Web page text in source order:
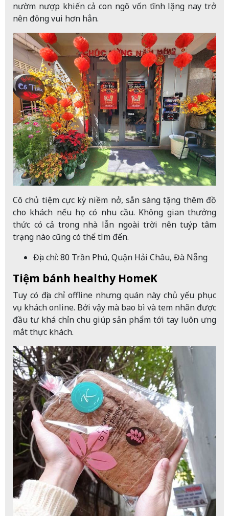
nườm nượp khiến cả con ngõ vốn tĩnh lặng nay trở
nên đông vui hơn hẳn.
Cô chủ tiệm cực kỳ niềm nở, sẵn sàng tặng thêm đồ
cho khách nếu họ có nhu cầu. Không gian thưởng
thức có cả trong nhà lẫn ngoài trời nên tuýp tâm
trạng nào cũng có thể tìm đến.
Địa chỉ: 80 Trần Phú, Quận Hải Châu, Đà Nẵng
Tiệm bánh healthy HomeK
Tuy có địa chỉ offline nhưng quán này chủ yếu phục
vụ khách online. Bởi vậy mà bao bì và tem nhãn được
đầu tư khá chỉn chu giúp sản phẩm tới tay luôn ưng
mắt thực khách.